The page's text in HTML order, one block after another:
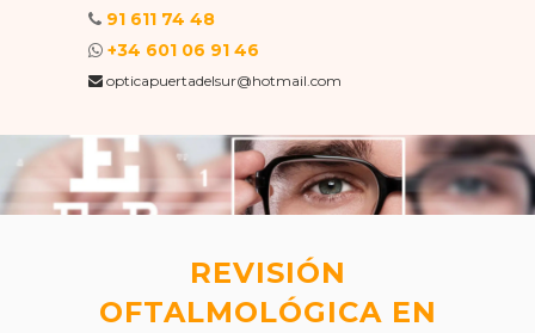
91 611 74 48
+34 601 06 91 46
opticapuertadelsur@hotmail.com
REVISIÓN
OFTALMOLÓGICA EN